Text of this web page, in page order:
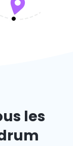
les